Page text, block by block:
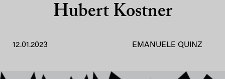
Hubert Kostner
12.01.2023 EMANUELE QUINZ